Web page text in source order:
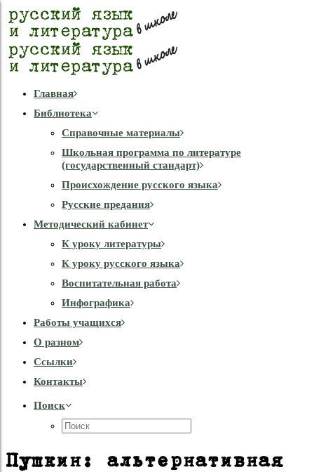
Главная
Библиотека
Справочные материалы
Школьная программа по литературе
(государственный стандарт)
Происхождение русского языка
Русские предания
Методический кабинет
К уроку литературы
К уроку русского языка
Воспитательная работа
Инфографика
Работы учащихся
О разном
Cсылки
Контакты
Поиск
Пушкин: альтернативная